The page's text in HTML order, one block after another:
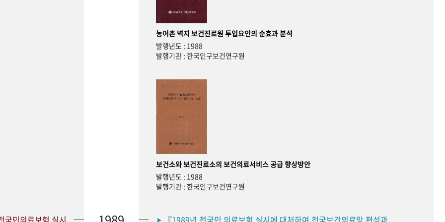
농어촌 벽지 보건진료원 투입요인의 순효과 분석
발행년도 : 1988
발행기관 : 한국인구보건연구원
보건소와 보건진료소의 보건의료서비스 공급 향상방안
발행년도 : 1988
발행기관 : 한국인구보건연구원
➤